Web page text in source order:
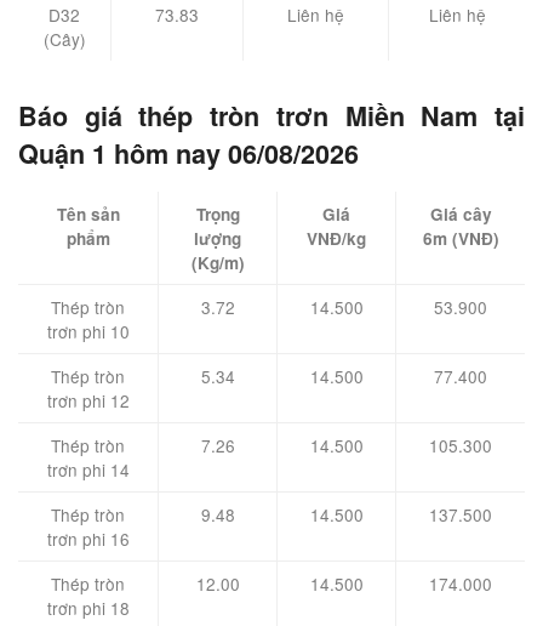
D32
(Cây)
73.83 Liên hệ Liên hệ
Báo giá thép tròn trơn Miền Nam tại
Quận 1 hôm nay 06/08/2026
Tên sản
phẩm
Trọng
lượng
(Kg/m)
Giá
VNĐ/kg
Giá cây
6m (VNĐ)
Thép tròn
trơn phi 10
3.72 14.500 53.900
Thép tròn
trơn phi 12
5.34 14.500 77.400
Thép tròn
trơn phi 14
7.26 14.500 105.300
Thép tròn
trơn phi 16
9.48 14.500 137.500
Thép tròn
trơn phi 18
12.00 14.500 174.000